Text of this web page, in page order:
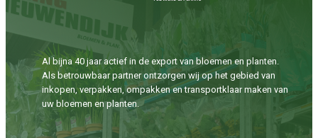
Al bijna 40 jaar actief in de export van bloemen en planten.
Als betrouwbaar partner ontzorgen wij op het gebied van
inkopen, verpakken, ompakken en transportklaar maken van
uw bloemen en planten.